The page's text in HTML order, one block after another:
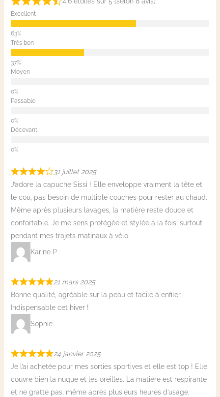
Excellent
Très bon
Moyen
Passable
Décevant
31 juillet 2025
J’adore la capuche Sissi ! Elle enveloppe vraiment la tête et
le cou, pas besoin de multiple couches pour rester au chaud.
Même après plusieurs lavages, la matière reste douce et
confortable. Je me sens protégée et stylée à la fois, surtout
pendant mes trajets matinaux à vélo.
Karine P
21 mars 2025
Bonne qualité, agréable sur la peau et facile à enfiler.
Indispensable cet hiver !
Sophie
24 janvier 2025
Je l’ai achetée pour mes sorties sportives et elle est top ! Elle
couvre bien la nuque et les oreilles. La matière est respirante
et ne gratte pas, même après plusieurs heures d’usage.